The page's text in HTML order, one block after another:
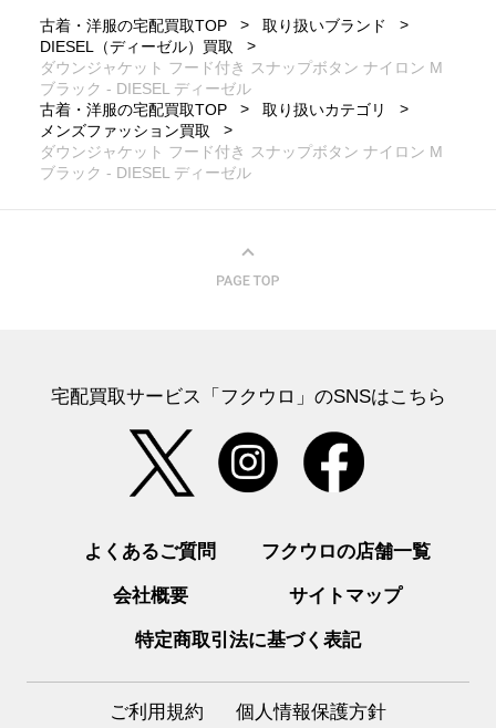
古着・洋服の宅配買取TOP
取り扱いブランド
DIESEL（ディーゼル）買取
ダウンジャケット フード付き スナップボタン ナイロン M
ブラック - DIESEL ディーゼル
古着・洋服の宅配買取TOP
取り扱いカテゴリ
メンズファッション買取
ダウンジャケット フード付き スナップボタン ナイロン M
ブラック - DIESEL ディーゼル
宅配買取サービス「フクウロ」のSNSはこちら
よくあるご質問 フクウロの店舗一覧
会社概要 サイトマップ
特定商取引法に基づく表記
ご利用規約 個人情報保護方針